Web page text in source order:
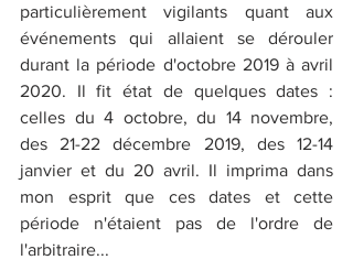
particulièrement vigilants quant aux
événements qui allaient se dérouler
durant la période d'octobre 2019 à avril
2020. Il fit état de quelques dates :
celles du 4 octobre, du 14 novembre,
des 21-22 décembre 2019, des 12-14
janvier et du 20 avril. Il imprima dans
mon esprit que ces dates et cette
période n'étaient pas de l'ordre de
l'arbitraire...